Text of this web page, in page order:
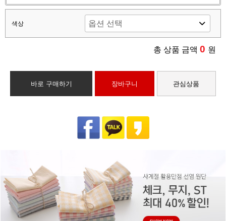
색상
총 상품 금액 0 원
바로 구매하기 장바구니 관심상품